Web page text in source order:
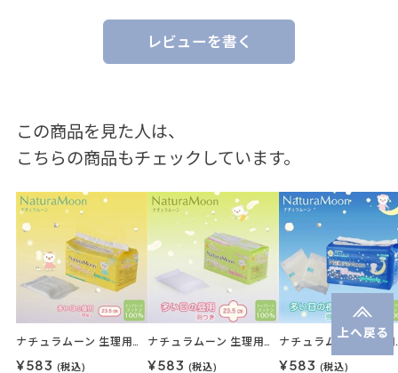
レビューを書く
この商品を見た人は、
こちらの商品もチェックしています。
ナチュラムーン 生理用ナプキンナチュラムーン 18枚入（多い日の昼用・羽なし）
¥583 (税込)
ナチュラムーン 生理用ナプキンナチュラムーン 16枚入（多い日の昼用・羽つき）
¥583 (税込)
ナチュラムーン 生
¥583 (税込)